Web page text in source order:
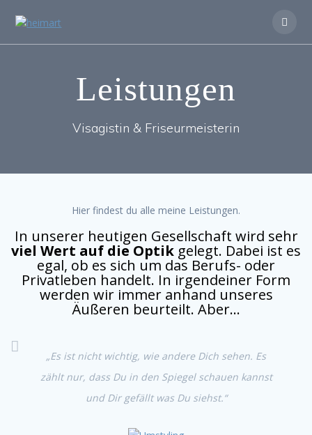
Leistungen
Visagistin & Friseurmeisterin
Hier findest du alle meine Leistungen.
In unserer heutigen Gesellschaft wird sehr
viel Wert auf die Optik gelegt. Dabei ist es
egal, ob es sich um das Berufs- oder
Privatleben handelt. In irgendeiner Form
werden wir immer anhand unseres
Äußeren beurteilt. Aber…
„Es ist nicht wichtig, wie andere Dich sehen. Es
zählt nur, dass Du in den Spiegel schauen kannst
und Dir gefällt was Du siehst.“